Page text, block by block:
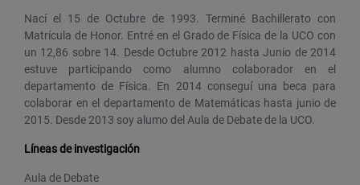
Nací el 15 de Octubre de 1993. Terminé Bachillerato con
Matrícula de Honor. Entré en el Grado de Física de la UCO con
un 12,86 sobre 14. Desde Octubre 2012 hasta Junio de 2014
estuve participando como alumno colaborador en el
departamento de Física. En 2014 conseguí una beca para
colaborar en el departamento de Matemáticas hasta junio de
2015. Desde 2013 soy alumo del Aula de Debate de la UCO.
Líneas de investigación
Aula de Debate